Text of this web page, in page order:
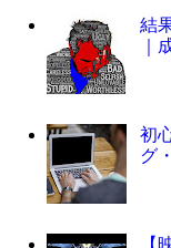
結
｜
初
グ